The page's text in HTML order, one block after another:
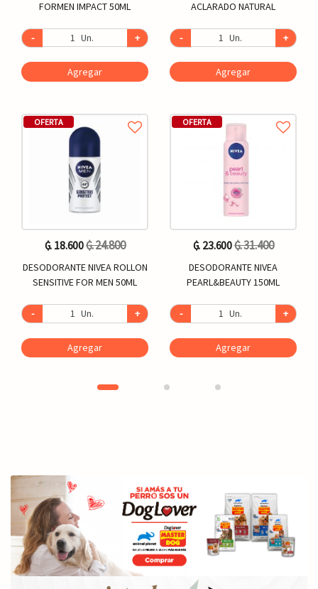
FORMEN IMPACT 50ML
- Un. +
Agregar
OFERTA
₲. 18.600₲. 24.800
DESODORANTE NIVEA ROLLON
SENSITIVE FOR MEN 50ML
- Un. +
Agregar
ACLARADO NATURAL
- Un. +
Agregar
OFERTA
₲. 23.600₲. 31.400
DESODORANTE NIVEA
PEARL&BEAUTY 150ML
- Un. +
Agregar